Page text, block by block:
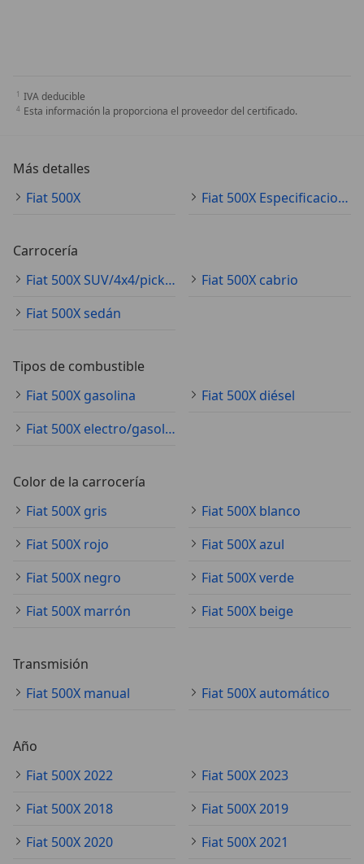
IVA deducible
Esta información la proporciona el proveedor del certificado.
Más detalles
Fiat 500X
Fiat 500X Especificaciones técnicas
Carrocería
Fiat 500X SUV/4x4/pickup
Fiat 500X cabrio
Fiat 500X sedán
Tipos de combustible
Fiat 500X gasolina
Fiat 500X diésel
Fiat 500X electro/gasolina
Color de la carrocería
Fiat 500X gris
Fiat 500X blanco
Fiat 500X rojo
Fiat 500X azul
Fiat 500X negro
Fiat 500X verde
Fiat 500X marrón
Fiat 500X beige
Transmisión
Fiat 500X manual
Fiat 500X automático
Año
Fiat 500X 2022
Fiat 500X 2023
Fiat 500X 2018
Fiat 500X 2019
Fiat 500X 2020
Fiat 500X 2021